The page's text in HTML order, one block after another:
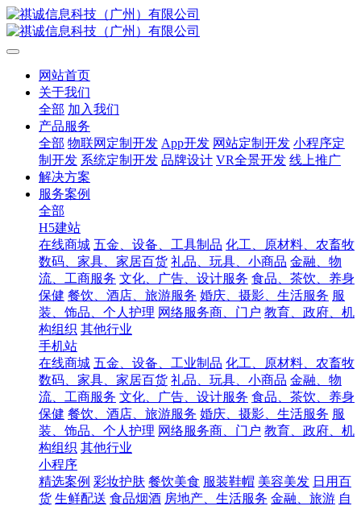
网站首页
关于我们
全部 加入我们
产品服务
全部 物联网定制开发 App开发 网站定制开发 小程序定
制开发 系统定制开发 品牌设计 VR全景开发 线上推广
解决方案
服务案例
全部
H5建站
在线商城 五金、设备、工具制品 化工、原材料、农畜牧
数码、家具、家居百货 礼品、玩具、小商品 金融、物
流、工商服务 文化、广告、设计服务 食品、茶饮、养身
保健 餐饮、酒店、旅游服务 婚庆、摄影、生活服务 服
装、饰品、个人护理 网络服务商、门户 教育、政府、机
构组织 其他行业
手机站
在线商城 五金、设备、工业制品 化工、原材料、农畜牧
数码、家具、家居百货 礼品、玩具、小商品 金融、物
流、工商服务 文化、广告、设计服务 食品、茶饮、养身
保健 餐饮、酒店、旅游服务 婚庆、摄影、生活服务 服
装、饰品、个人护理 网络服务商、门户 教育、政府、机
构组织 其他行业
小程序
精选案例 彩妆护肤 餐饮美食 服装鞋帽 美容美发 日用百
货 生鲜配送 食品烟酒 房地产、生活服务 金融、旅游 自